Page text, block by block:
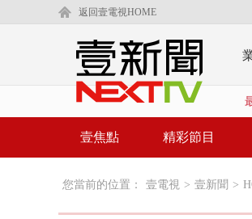
返回壹電視HOME
壹焦點 精彩節目
您當前的位置： 壹電視 > 壹新聞 >